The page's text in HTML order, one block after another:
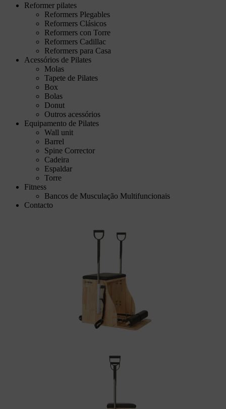
Reformer pilates
Reformers Plegables
Reformers Clásicos
Reformers con Torre
Reformers Cadillac
Reformers para Casa
Acessórios de Pilates
Molas
Tapete de Pilates
Box
Bolas
Donut
Outros acessórios
Equipamento de Pilates
Wall unit
Barrel
Spine Corrector
Cadeira
Espaldar
Torre
Fitness
Bancos de Musculação Multifuncionais
Contacto